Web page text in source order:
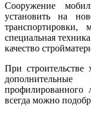
Сооружение
установить на
транспортировки,
специальная
качество
При строительстве
всегда можно